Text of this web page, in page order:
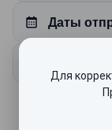
Даты
Для